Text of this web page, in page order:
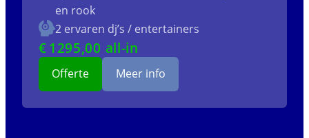
en rook
2 ervaren dj’s / entertainers
€ 1295,00 all-in
Offerte Meer info